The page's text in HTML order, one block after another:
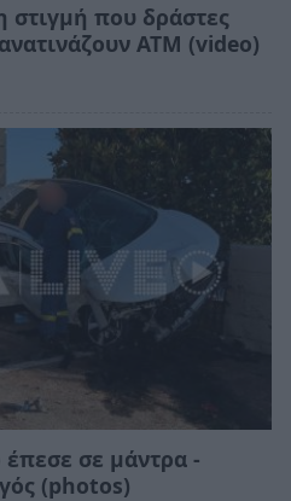
στιγμή που δράστες
ΑΤΜ (video)
σε μάντρα -
(photos)